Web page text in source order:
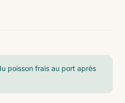
poisson frais au port après